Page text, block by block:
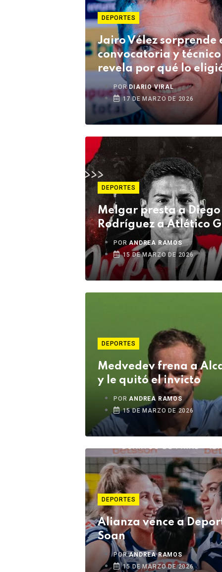
DEPORTES
Jairo Vélez sorprende
convocatoria y técnico
revela por qué lo
POR DIARIO VIRAL
17 DE MARZO DE 2026
DEPORTES
Melgar presta a Diego
Rodríguez a Atlético
PORANDREA RAMOS
15 DE MARZO DE 2026
DEPORTES
Medvedev frena a
y le quitó el invicto
PORANDREA RAMOS
15 DE MARZO DE 2026
DEPORTES
Alianza vence a
Soan
PORANDREA RAMOS
15 DE MARZO DE 2026